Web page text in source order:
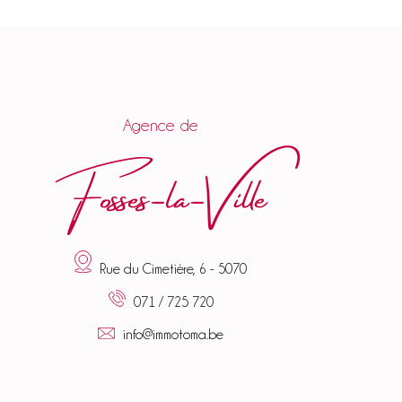
Agence de
Fosses-la-Ville
Rue du Cimetière, 6 - 5070
071 / 725 720
info@immotoma.be